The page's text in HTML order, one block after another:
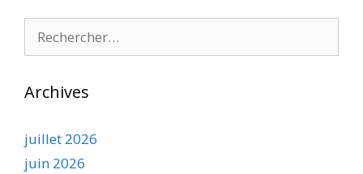
Archives
juillet 2026
juin 2026